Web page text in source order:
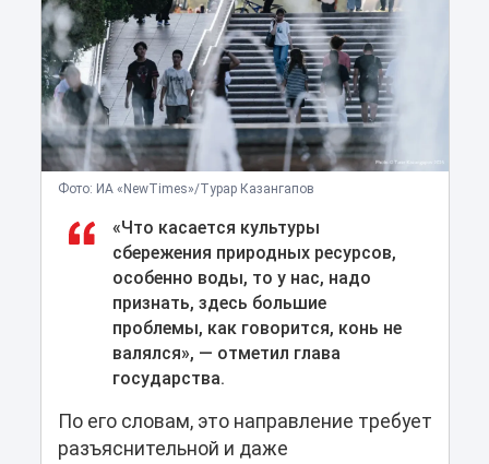
Фото: ИА «NewTimes»/Турар Казангапов
«Что касается культуры
сбережения природных ресурсов,
особенно воды, то у нас, надо
признать, здесь большие
проблемы, как говорится, конь не
валялся», — отметил глава
государства.
По его словам, это направление требует
разъяснительной и даже